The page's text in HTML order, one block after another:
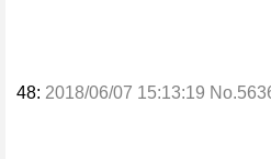
48: 2018/06/07 15:13:19